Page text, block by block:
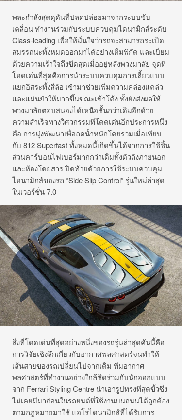
พละกำลังสุดดุดันที่ปลดปล่อยมาจากระบบขับ
เคลื่อน ทำงานร่วมกับระบบควบคุมไดนามิกส์ระดับ
Class-leading เพื่อให้มั่นใจว่ารถจะสามารถระเบิด
สมรรถนะทั้งหมดออกมาได้อย่างเต็มพิกัด และเปี่ยม
ด้วยความเร้าใจถึงขีดสุดเมื่ออยู่หลังพวงมาลัย จุดที่
โดดเด่นที่สุดคือการนำระบบควบคุมการเลี้ยวแบบ
แยกอิสระทั้งสี่ล้อ เข้ามาช่วยเพิ่มความคล่องแคล่ว
และแม่นยำให้มากขึ้นขณะเข้าโค้ง ทั้งยังส่งผลให้
พวงมาลัยตอบสนองได้เหนือชั้นกว่าเดิมอีกด้วย
ความสำเร็จทางวิศวกรรมที่โดดเด่นอีกประการหนึ่ง
คือ การมุ่งพัฒนาเพื่อลดน้ำหนักโดยรวมเมื่อเทียบ
กับ 812 Superfast ทั้งหมดนี้เกิดขึ้นได้จากการใช้ชิ้น
ส่วนคาร์บอนไฟเบอร์มากกว่าเดิมทั้งตัวถังภายนอก
และห้องโดยสาร ปิดท้ายด้วยการใช้ระบบควบคุม
ไดนามิกส์ของรถ “Side Slip Control” รุ่นใหม่ล่าสุด
ในเวอร์ชั่น 7.0
สิ่งที่โดดเด่นที่สุดอย่างหนึ่งของรถรุ่นล่าสุดคันนี้คือ
การวิจัยเชิงลึกเกี่ยวกับอากาศพลศาสตร์จนทำให้
เส้นสายของรถเปลี่ยนไปจากเดิม ทีมอากาศ
พลศาสตร์ที่ทำงานอย่างใกล้ชิดร่วมกับนักออกแบบ
จาก Ferrari Styling Centre นำเอารูปทรงที่สุดขั้วซึ่ง
ไม่เคยมีมาก่อนในรถยนต์ที่ใช้งานบนถนนได้ถูกต้อง
ตามกฎหมายมาใช้ แอโรไดนามิกส์ที่ได้รับการ